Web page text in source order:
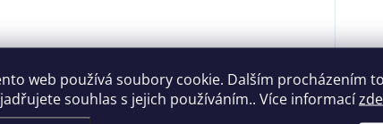
web používá soubory cookie. Dalším procházením
souhlas s jejich používáním.. Více informacízde